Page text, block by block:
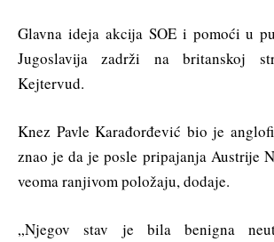
Glavna ideja akcija SOE i pomoći u
Jugoslavija zadrži na britanskoj
Kejtervud.
Knez Pavle Karađorđević bio je
znao je da je posle pripajanja Austrije
veoma ranjivom položaju, dodaje.
„Njegov stav je bila benigna